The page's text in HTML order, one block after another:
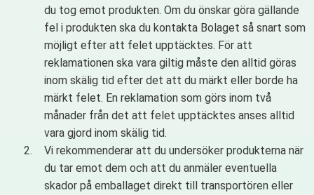
du tog emot produkten. Om du önskar göra gällande
fel i produkten ska du kontakta Bolaget så snart som
möjligt efter att felet upptäcktes. För att
reklamationen ska vara giltig måste den alltid göras
inom skälig tid efter det att du märkt eller borde ha
märkt felet. En reklamation som görs inom två
månader från det att felet upptäcktes anses alltid
vara gjord inom skälig tid.
Vi rekommenderar att du undersöker produkterna när
du tar emot dem och att du anmäler eventuella
skador på emballaget direkt till transportören eller